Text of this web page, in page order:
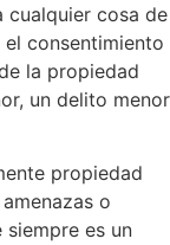
cualquier cosa de
consentimiento
la propiedad
un delito menor
propiedad
o
es un